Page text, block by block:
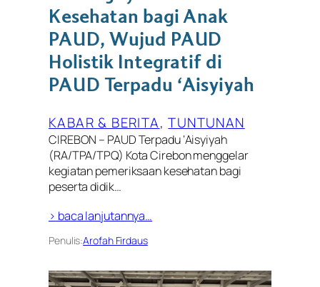
Kesehatan bagi Anak
PAUD, Wujud PAUD
Holistik Integratif di
PAUD Terpadu ‘Aisyiyah
KABAR & BERITA, TUNTUNAN
CIREBON – PAUD Terpadu ‘Aisyiyah
(RA/TPA/TPQ) Kota Cirebon menggelar
kegiatan pemeriksaan kesehatan bagi
peserta didik…
> baca lanjutannya…
Penulis:Arofah Firdaus